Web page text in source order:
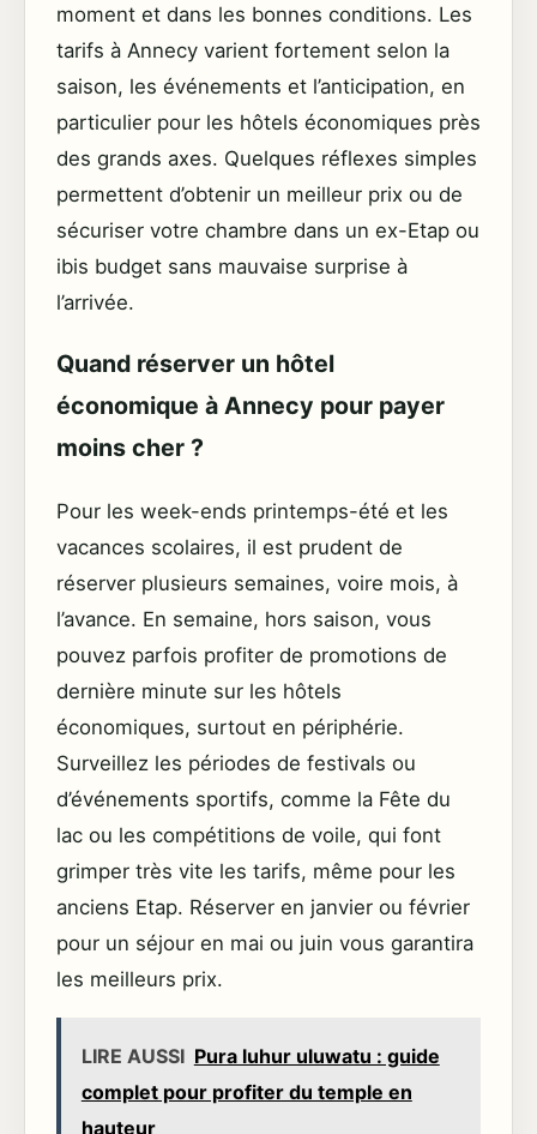
moment et dans les bonnes conditions. Les
tarifs à Annecy varient fortement selon la
saison, les événements et l’anticipation, en
particulier pour les hôtels économiques près
des grands axes. Quelques réflexes simples
permettent d’obtenir un meilleur prix ou de
sécuriser votre chambre dans un ex-Etap ou
ibis budget sans mauvaise surprise à
l’arrivée.
Quand réserver un hôtel
économique à Annecy pour payer
moins cher ?
Pour les week-ends printemps-été et les
vacances scolaires, il est prudent de
réserver plusieurs semaines, voire mois, à
l’avance. En semaine, hors saison, vous
pouvez parfois profiter de promotions de
dernière minute sur les hôtels
économiques, surtout en périphérie.
Surveillez les périodes de festivals ou
d’événements sportifs, comme la Fête du
lac ou les compétitions de voile, qui font
grimper très vite les tarifs, même pour les
anciens Etap. Réserver en janvier ou février
pour un séjour en mai ou juin vous garantira
les meilleurs prix.
LIRE AUSSI Pura luhur uluwatu : guide
complet pour profiter du temple en
hauteur